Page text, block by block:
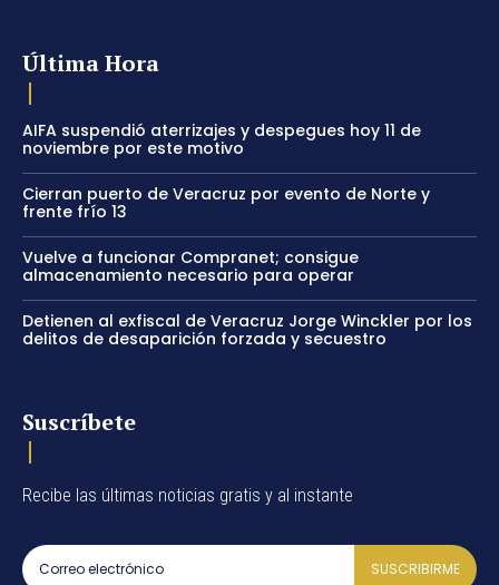
Última Hora
AIFA suspendió aterrizajes y despegues hoy 11 de
noviembre por este motivo
Cierran puerto de Veracruz por evento de Norte y
frente frío 13
Vuelve a funcionar Compranet; consigue
almacenamiento necesario para operar
Detienen al exfiscal de Veracruz Jorge Winckler por los
delitos de desaparición forzada y secuestro
Suscríbete
Recibe las últimas noticias gratis y al instante
SUSCRIBIRME